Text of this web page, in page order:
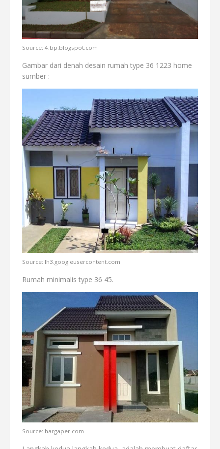
Source: 4.bp.blogspot.com
Gambar dari denah desain rumah type 36 1223 home
sumber :
Source: lh3.googleusercontent.com
Rumah minimalis type 36 45.
Source: hargaper.com